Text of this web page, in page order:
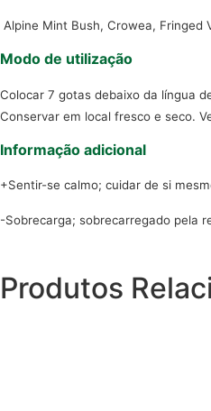
Alpine Mint Bush, Crowea, Fringed
Modo de utilização
Colocar 7 gotas debaixo da língua
Conservar em local fresco e seco.
Informação adicional
+Sentir-se calmo; cuidar de si
-Sobrecarga; sobrecarregado pela
Produtos